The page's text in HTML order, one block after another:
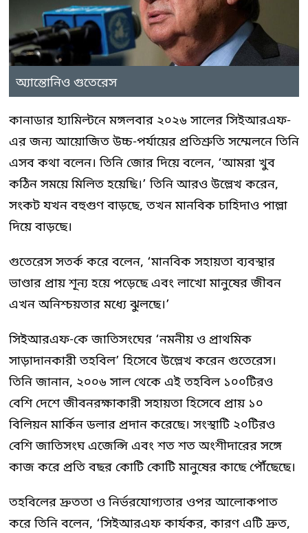
অ্যান্তোনিও গুতেরেস
কানাডার হ্যামিল্টনে মঙ্গলবার ২০২৬ সালের সিইআরএফ-
এর জন্য আয়োজিত উচ্চ-পর্যায়ের প্রতিশ্রুতি সম্মেলনে তিনি
এসব কথা বলেন। তিনি জোর দিয়ে বলেন, ‘আমরা খুব
কঠিন সময়ে মিলিত হয়েছি।’ তিনি আরও উল্লেখ করেন,
সংকট যখন বহুগুণ বাড়ছে, তখন মানবিক চাহিদাও পাল্লা
দিয়ে বাড়ছে।
গুতেরেস সতর্ক করে বলেন, ‘মানবিক সহায়তা ব্যবস্থার
ভাণ্ডার প্রায় শূন্য হয়ে পড়েছে এবং লাখো মানুষের জীবন
এখন অনিশ্চয়তার মধ্যে ঝুলছে।’
সিইআরএফ-কে জাতিসংঘের ‘নমনীয় ও প্রাথমিক
সাড়াদানকারী তহবিল’ হিসেবে উল্লেখ করেন গুতেরেস।
তিনি জানান, ২০০৬ সাল থেকে এই তহবিল ১০০টিরও
বেশি দেশে জীবনরক্ষাকারী সহায়তা হিসেবে প্রায় ১০
বিলিয়ন মার্কিন ডলার প্রদান করেছে। সংস্থাটি ২০টিরও
বেশি জাতিসংঘ এজেন্সি এবং শত শত অংশীদারের সঙ্গে
কাজ করে প্রতি বছর কোটি কোটি মানুষের কাছে পৌঁছেছে।
তহবিলের দ্রুততা ও নির্ভরযোগ্যতার ওপর আলোকপাত
করে তিনি বলেন, ‘সিইআরএফ কার্যকর, কারণ এটি দ্রুত,